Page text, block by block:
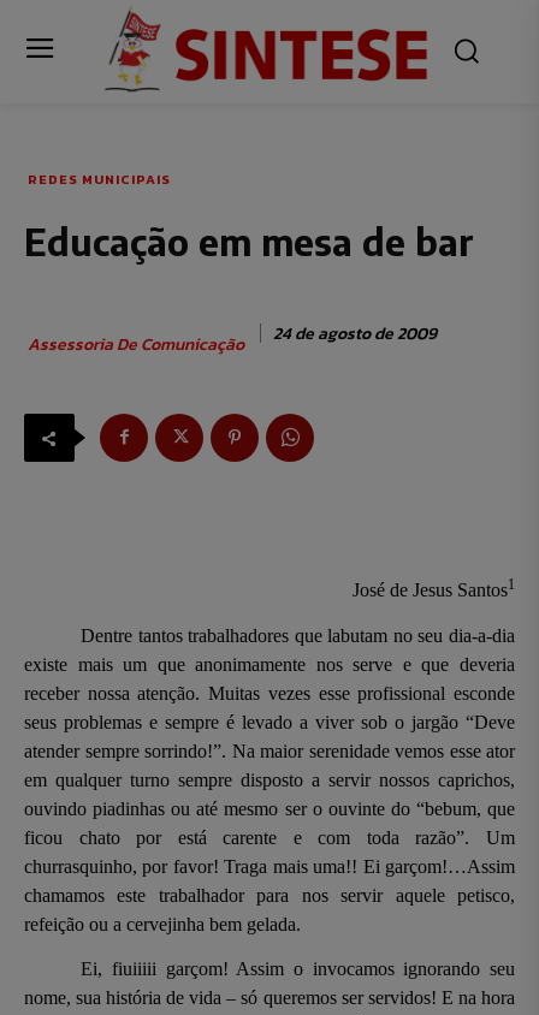
REDES MUNICIPAIS
Educação em mesa de bar
Assessoria De Comunicação 24 de agosto de 2009
José de Jesus Santos1
Dentre tantos trabalhadores que labutam no seu dia-a-dia
existe mais um que anonimamente nos serve e que deveria
receber nossa atenção. Muitas vezes esse profissional esconde
seus problemas e sempre é levado a viver sob o jargão “Deve
atender sempre sorrindo!”. Na maior serenidade vemos esse ator
em qualquer turno sempre disposto a servir nossos caprichos,
ouvindo piadinhas ou até mesmo ser o ouvinte do “bebum, que
ficou chato por está carente e com toda razão”. Um
churrasquinho, por favor! Traga mais uma!! Ei garçom!…Assim
chamamos este trabalhador para nos servir aquele petisco,
refeição ou a cervejinha bem gelada.
Ei, fiuiiiii garçom! Assim o invocamos ignorando seu
nome, sua história de vida – só queremos ser servidos! E na hora